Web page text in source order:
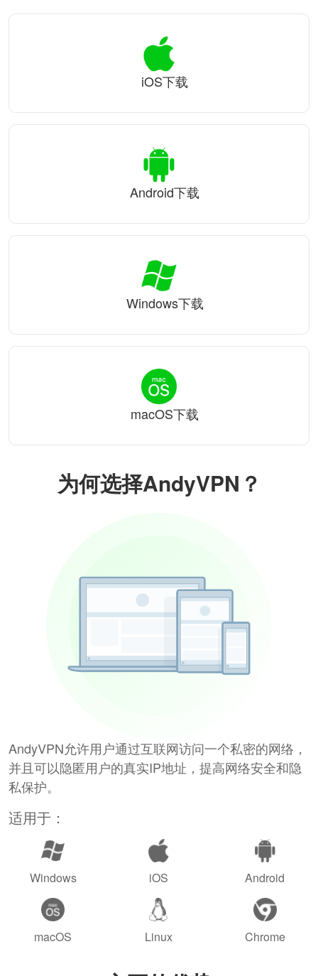
为何选择AndyVPN？
AndyVPN允许用户通过互联网访问一个私密的网络，
并且可以隐匿用户的真实IP地址，提高网络安全和隐
私保护。
适用于：
Windows iOS Android
macOS Linux Chrome
iOS下载
Android下载
Windows下载
macOS下载